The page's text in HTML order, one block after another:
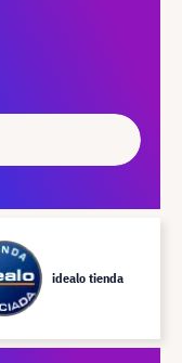
idealo tienda